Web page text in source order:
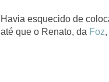
Havia esquecido de
até que o Renato, da Foz